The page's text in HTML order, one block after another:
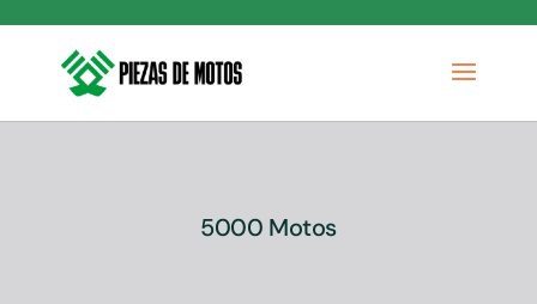
5000 Motos